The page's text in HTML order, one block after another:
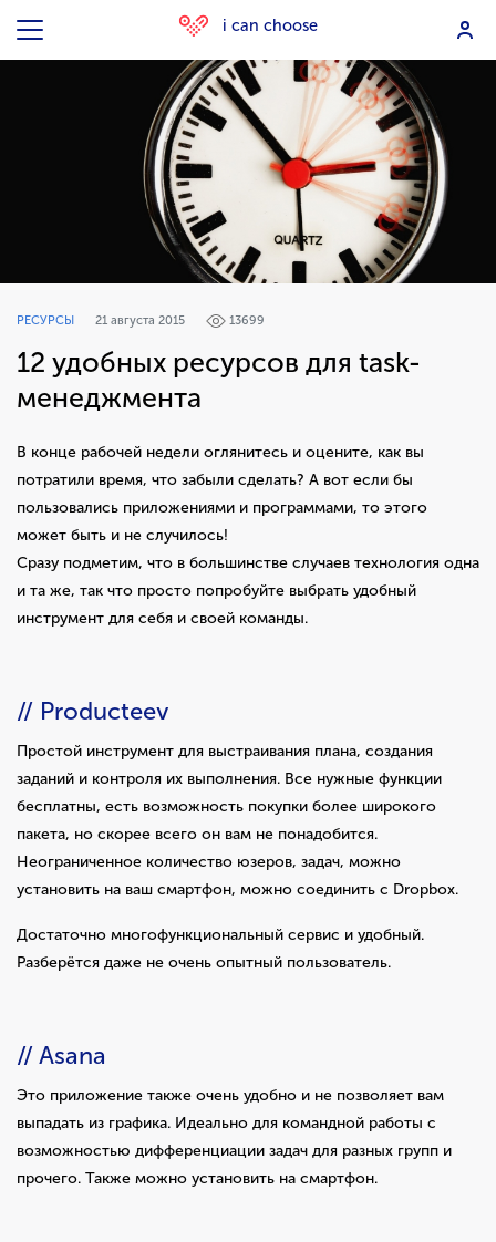
i can choose
РЕСУРСЫ 21 августа 2015 13699
12 удобных ресурсов для task-
менеджмента
В конце рабочей недели оглянитесь и оцените, как вы
потратили время, что забыли сделать? А вот если бы
пользовались приложениями и программами, то этого
может быть и не случилось!
Сразу подметим, что в большинстве случаев технология одна
и та же, так что просто попробуйте выбрать удобный
инструмент для себя и своей команды.
// Producteev
Простой инструмент для выстраивания плана, создания
заданий и контроля их выполнения. Все нужные функции
бесплатны, есть возможность покупки более широкого
пакета, но скорее всего он вам не понадобится.
Неограниченное количество юзеров, задач, можно
установить на ваш смартфон, можно соединить с Dropbox.
Достаточно многофункциональный сервис и удобный.
Разберётся даже не очень опытный пользователь.
// Asana
Это приложение также очень удобно и не позволяет вам
выпадать из графика. Идеально для командной работы с
возможностью дифференциации задач для разных групп и
прочего. Также можно установить на смартфон.